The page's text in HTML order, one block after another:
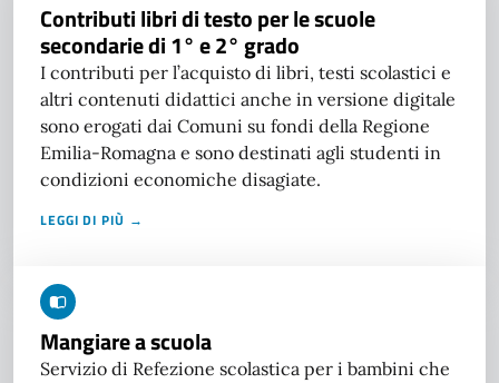
Contributi libri di testo per le scuole
secondarie di 1° e 2° grado
I contributi per l’acquisto di libri, testi scolastici e
altri contenuti didattici anche in versione digitale
sono erogati dai Comuni su fondi della Regione
Emilia-Romagna e sono destinati agli studenti in
condizioni economiche disagiate.
LEGGI DI PIÙ →
Mangiare a scuola
Servizio di Refezione scolastica per i bambini che